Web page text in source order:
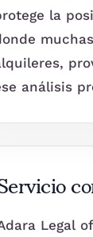
la
análisis
Legal